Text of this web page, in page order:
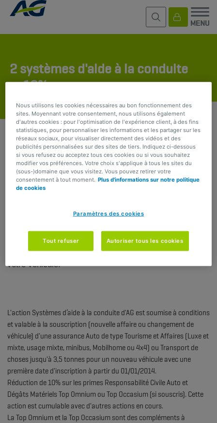
2 systèmes d'aide à la conduite
: -10%
PARTAGER
Alerte de franchissement involontaire de ligne,
Régulateur de vitesse adaptatif, Avertisseur d'angle
mort, Stationnement automatique, Avertisseur de
systèmes d'aide à la conduite ?
Profitez de 10% de remisesur vos assurances pour
votre véhicule.
L'action Systèmes d’aide à la conduite d'AG est soumise à conditions
et valable à la souscription (nouvelle affaire ou changement de
véhicule) d'une assurance Auto de type Tourisme et Affaires (Luxe et
mixte, usage mixte, minibus, Mobilhome ou 4x4) ou Transport de
choses jusqu'à 3,5 tonnes pour un nouveau véhicule avec une
première date d'inscription à partir du 01/01/2014.
Réduction de 10% sur les primes Responsabilité Civile Auto et
Dégâts Matériels Top Omnium ou Top Occasium (si souscris). Cette
action est cumulable avec d'autres actions en cours.
La Top Omnium et la Top Occasium sont des compléments à
Nous utilisons les cookies nécessaires au bon fonctionnement des
sites. Moyennant votre consentement, nous utilisons également
d'autres cookies : pour l'optimisation de l'expérience client, à des fins
statistiques, pour personnaliser les informations et les partager sur les
réseaux sociaux, pour visualiser directement des vidéos et des
publicités personnalisées sur des sites de tiers. Indiquez ci-dessous
si vous refusez ou acceptez tous ces cookies ou si vous souhaitez
modifier vos préférences. Votre choix s'applique à tous les sites du
(sous-)domaine que vous visitez. Vous pouvez retirer votre
consentement à tout moment. Plus d'informations sur notre politique
de cookies
Paramètres des cookies
Tout refuser Autoriser tous les cookies